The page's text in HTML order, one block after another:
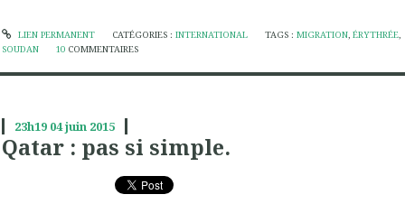
LIEN PERMANENT CATÉGORIES : INTERNATIONAL TAGS :MIGRATION,ÉRYTHRÉE,
SOUDAN
10 COMMENTAIRES
23h19 04juin 2015
Qatar : pas si simple.